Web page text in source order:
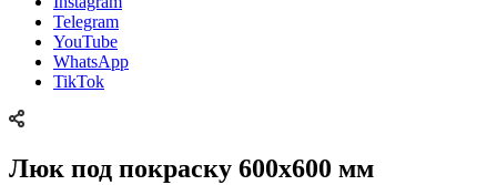
Telegram
YouTube
WhatsApp
TikTok
Люк под покраску 600х600 мм